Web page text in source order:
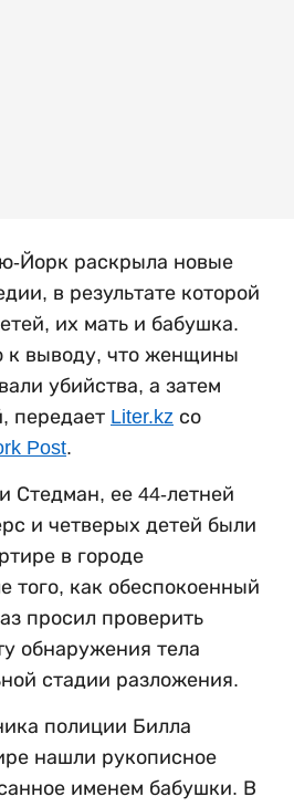
Йорк раскрыла новые
в результате которой
их мать и бабушка.
к выводу, что женщины
убийства, а затем
передает Liter.kz со
Post.
Стедман, ее 44-летней
и четверых детей были
в городе
того, как обеспокоенный
просил проверить
обнаружения тела
стадии разложения.
полиции Билла
нашли рукописное
именем бабушки. В